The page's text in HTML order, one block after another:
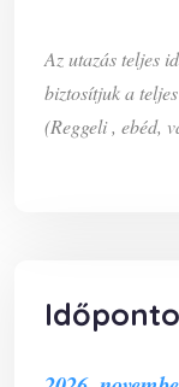
Az utazás teljes
biztosítjuk a
(Reggeli , ebéd,